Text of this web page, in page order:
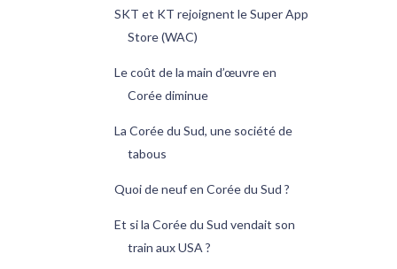
SKT et KT rejoignent le Super App
Store (WAC)
Le coût de la main d’œuvre en
Corée diminue
La Corée du Sud, une société de
tabous
Quoi de neuf en Corée du Sud ?
Et si la Corée du Sud vendait son
train aux USA ?